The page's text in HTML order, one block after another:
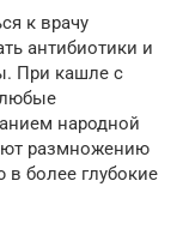
к врачу
антибиотики и
При кашле с
народной
размножению
более глубокие